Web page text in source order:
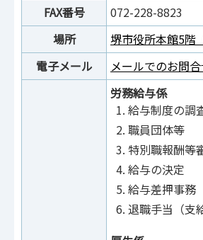
FAX番号
072-228-8823
場所
堺市役所本館5
電子メール
メールでのお問
労務給与係
給与制度の調
職員団体等
特別職報酬等
給与の決定
給与差押事務
退職手当（支